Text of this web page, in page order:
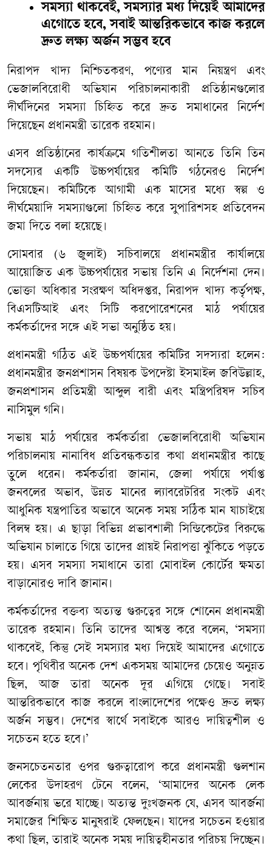
সমস্যা থাকবেই, সমস্যার মধ্য দিয়েই আমাদের
এগোতে হবে, সবাই আন্তরিকভাবে কাজ করলে
দ্রুত লক্ষ্য অর্জন সম্ভব হবে
নিরাপদ খাদ্য নিশ্চিতকরণ, পণ্যের মান নিয়ন্ত্রণ এবং
ভেজালবিরোধী অভিযান পরিচালনাকারী প্রতিষ্ঠানগুলোর
দীর্ঘদিনের সমস্যা চিহ্নিত করে দ্রুত সমাধানের নির্দেশ
দিয়েছেন প্রধানমন্ত্রী তারেক রহমান।
এসব প্রতিষ্ঠানের কার্যক্রমে গতিশীলতা আনতে তিনি তিন
সদস্যের একটি উচ্চপর্যায়ের কমিটি গঠনেরও নির্দেশ
দিয়েছেন। কমিটিকে আগামী এক মাসের মধ্যে স্বল্প ও
দীর্ঘমেয়াদি সমস্যাগুলো চিহ্নিত করে সুপারিশসহ প্রতিবেদন
জমা দিতে বলা হয়েছে।
সোমবার (৬ জুলাই) সচিবালয়ে প্রধানমন্ত্রীর কার্যালয়ে
আয়োজিত এক উচ্চপর্যায়ের সভায় তিনি এ নির্দেশনা দেন।
ভোক্তা অধিকার সংরক্ষণ অধিদপ্তর, নিরাপদ খাদ্য কর্তৃপক্ষ,
বিএসটিআই এবং সিটি করপোরেশনের মাঠ পর্যায়ের
কর্মকর্তাদের সঙ্গে এই সভা অনুষ্ঠিত হয়।
প্রধানমন্ত্রী গঠিত এই উচ্চপর্যায়ের কমিটির সদস্যরা হলেন:
প্রধানমন্ত্রীর জনপ্রশাসন বিষয়ক উপদেষ্টা ইসমাইল জবিউল্লাহ,
জনপ্রশাসন প্রতিমন্ত্রী আব্দুল বারী এবং মন্ত্রিপরিষদ সচিব
নাসিমুল গনি।
সভায় মাঠ পর্যায়ের কর্মকর্তারা ভেজালবিরোধী অভিযান
পরিচালনায় নানাবিধ প্রতিবন্ধকতার কথা প্রধানমন্ত্রীর কাছে
তুলে ধরেন। কর্মকর্তারা জানান, জেলা পর্যায়ে পর্যাপ্ত
জনবলের অভাব, উন্নত মানের ল্যাবরেটরির সংকট এবং
আধুনিক যন্ত্রপাতির অভাবে অনেক সময় সঠিক মান যাচাইয়ে
বিলম্ব হয়। এ ছাড়া বিভিন্ন প্রভাবশালী সিন্ডিকেটের বিরুদ্ধে
অভিযান চালাতে গিয়ে তাদের প্রায়ই নিরাপত্তা ঝুঁকিতে পড়তে
হয়। এসব সমস্যা সমাধানে তারা মোবাইল কোর্টের ক্ষমতা
বাড়ানোরও দাবি জানান।
কর্মকর্তাদের বক্তব্য অত্যন্ত গুরুত্বের সঙ্গে শোনেন প্রধানমন্ত্রী
তারেক রহমান। তিনি তাদের আশ্বস্ত করে বলেন, ‘সমস্যা
থাকবেই, কিন্তু সেই সমস্যার মধ্য দিয়েই আমাদের এগোতে
হবে। পৃথিবীর অনেক দেশ একসময় আমাদের চেয়েও অনুন্নত
ছিল, আজ তারা অনেক দূর এগিয়ে গেছে। সবাই
আন্তরিকভাবে কাজ করলে বাংলাদেশের পক্ষেও দ্রুত লক্ষ্য
অর্জন সম্ভব। দেশের স্বার্থে সবাইকে আরও দায়িত্বশীল ও
সচেতন হতে হবে।’
জনসচেতনতার ওপর গুরুত্বারোপ করে প্রধানমন্ত্রী গুলশান
লেকের উদাহরণ টেনে বলেন, ‘আমাদের অনেক লেক
আবর্জনায় ভরে যাচ্ছে। অত্যন্ত দুঃখজনক যে, এসব আবর্জনা
সমাজের শিক্ষিত মানুষরাই ফেলছেন। যাদের সচেতন হওয়ার
কথা ছিল, তারাই অনেক সময় দায়িত্বহীনতার পরিচয় দিচ্ছেন।